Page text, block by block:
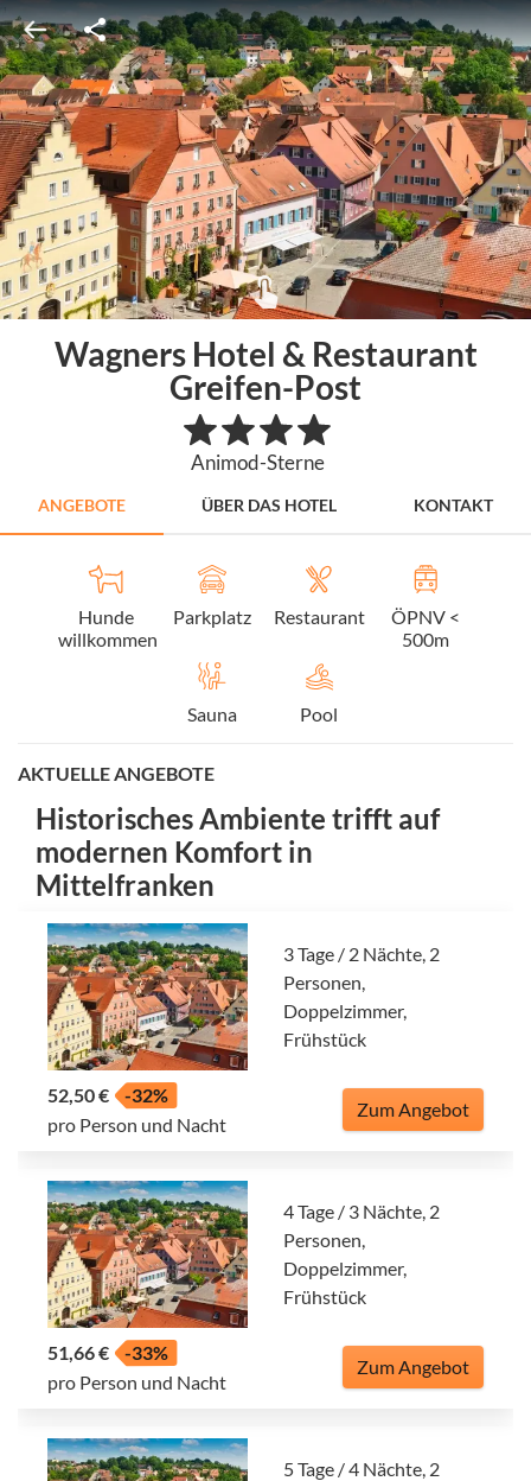
Wagners Hotel & Restaurant
Greifen-Post
Animod-Sterne
ANGEBOTE ÜBER DAS HOTEL KONTAKT
Hunde
willkommen
Parkplatz Restaurant
ÖPNV <
500m
Sauna Pool
AKTUELLE ANGEBOTE
Historisches Ambiente trifft auf
modernen Komfort in
Mittelfranken
3 Tage / 2 Nächte, 2
Personen,
Doppelzimmer,
Frühstück
52,50 €
-32%
pro Person und Nacht
Zum Angebot
4 Tage / 3 Nächte, 2
Personen,
Doppelzimmer,
Frühstück
51,66 €
-33%
pro Person und Nacht
Zum Angebot
5 Tage / 4 Nächte, 2